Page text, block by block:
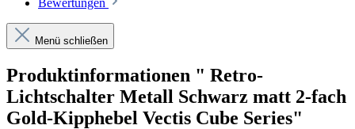
Menü schließen
Produktinformationen " Retro-
Lichtschalter Metall Schwarz matt 2-fach
Gold-Kipphebel Vectis Cube Series"